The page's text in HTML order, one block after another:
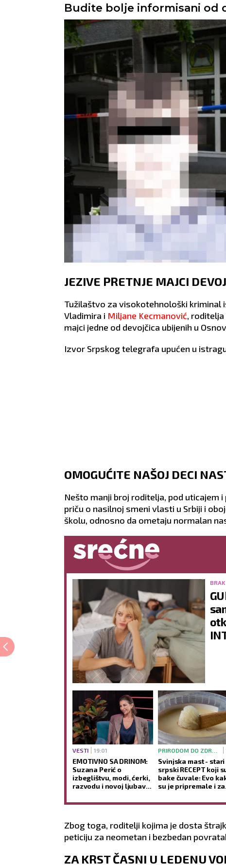
Budite bolje informisani od
JEZIVE PRETNJE MAJCI
Tužilaštvo za visokotehnološki
Vladimira i Miljane Kecmanović,
majci jedne od devojčica ubijenih u
Izvor Srpskog telegrafa upućen u
OMOGUĆITE NAŠOJ DECI
Nešto manji broj roditelja, pod uticajem
priču o nasilnoj smeni vlasti u Srbiji i
školu, odnosno da ometaju normalan
VESTI 19:01
EMOTIVNO SA DRINOM:
Suzana Perić o
izbeglištvu, modi, ćerki,
razvodu i novoj ljubavi -
promeniću prezime
Svinjska mast - stari
srpski RECEPT koji
bake čuvale: Evo
su je pripremale i za
koristile
Zbog toga, roditelji kojima je dosta
peticiju za neometan i bezbedan
ZA KRST ČASNI U LEDENU